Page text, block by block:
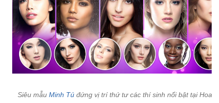
Siêu mẫu Minh Tú đứng vị trí thứ tư các thí sinh nổi bật tại Hoa